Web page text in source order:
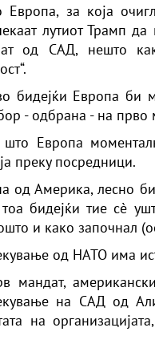
за која
лутиот Трамп да
од САД, нешто
Европа би
- одбрана - на прво
Европа
преку посредници.
од Америка, лесно
бидејќи тие сè
и како започнал
од НАТО има
мандат,
на САД од
на